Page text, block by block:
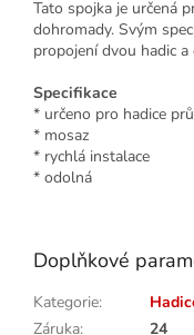
Tato spojka je určená
dohromady. Svým
propojení dvou hadic
Specifikace
* určeno pro hadice
* mosaz
* rychlá instalace
* odolná
Doplňkové
Kategorie:
Záruka:
24